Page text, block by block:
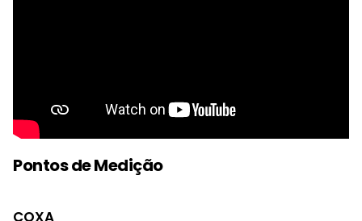
Pontos de Medição
COXA